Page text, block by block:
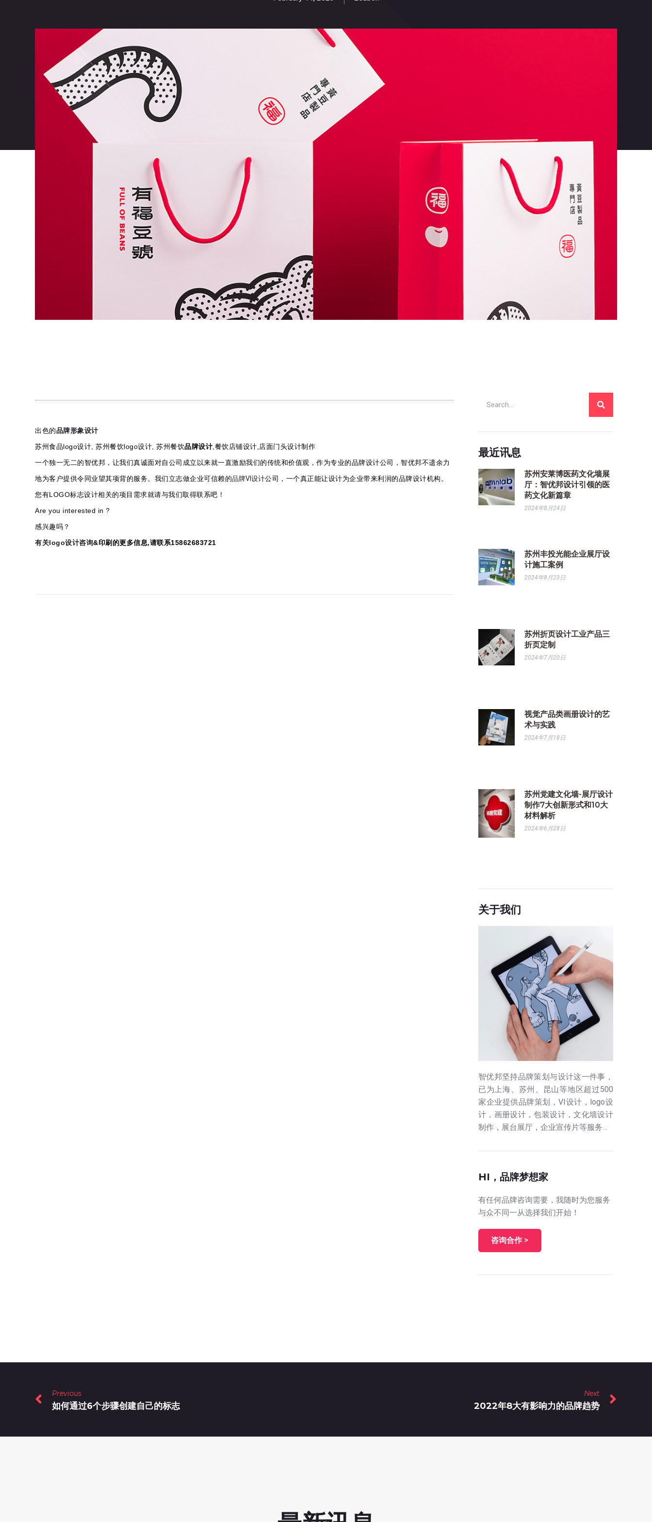
出色的品牌形象设计
苏州食品logo设计, 苏州餐饮logo设计, 苏州餐饮品牌设计,餐饮店铺设计,店面门头设计制作
一个独一无二的智优邦，让我们真诚面对自公司成立以来就一直激励我们的传统和价值观，作为专业的品牌设计公司，智优邦不遗余力
地为客户提供令同业望其项背的服务。我们立志做企业可信赖的品牌VI设计公司，一个真正能让设计为企业带来利润的品牌设计机构。
您有LOGO标志设计相关的项目需求就请与我们取得联系吧！
Are you interested in ?
感兴趣吗？
有关logo设计咨询&印刷的更多信息,请联系15862683721
最近讯息
苏州安莱博医药文化墙展
厅：智优邦设计引领的医
药文化新篇章
2024年8月24日
苏州丰投光能企业展厅设
计施工案例
2024年8月23日
苏州折页设计工业产品三
折页定制
2024年7月20日
视觉产品类画册设计的艺
术与实践
2024年7月18日
苏州党建文化墙-展厅设计
制作7大创新形式和10大
材料解析
2024年6月28日
关于我们
智优邦坚持品牌策划与设计这一件事，
已为上海、苏州、昆山等地区超过500
家企业提供品牌策划，VI设计，logo设
计，画册设计，包装设计，文化墙设计
制作，展台展厅，企业宣传片等服务…
HI，品牌梦想家
有任何品牌咨询需要，我随时为您服务
与众不同一从选择我们开始！
咨询合作 >
Previous
如何通过6个步骤创建自己的标志
Next
2022年8大有影响力的品牌趋势